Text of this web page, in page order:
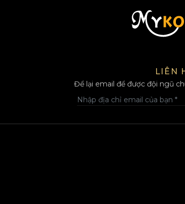
LIÊN
Để lại email để được đội ngũ